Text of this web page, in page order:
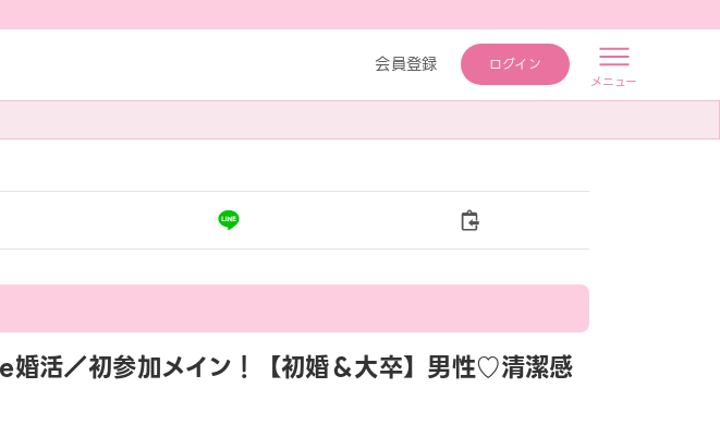
メニュー
会員登録 ログイン
／初参加メイン！【初婚＆大卒】男性♡清潔感